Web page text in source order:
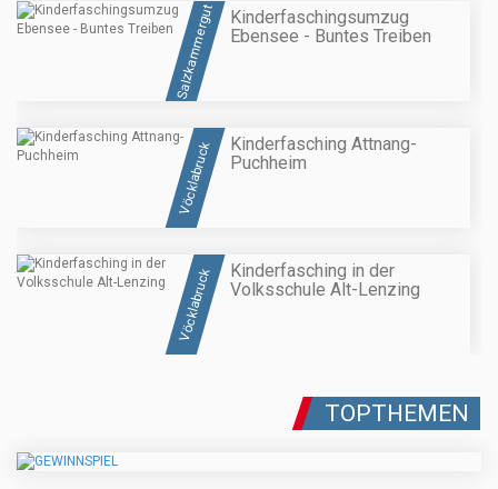
Salzkammergut
Kinderfaschingsumzug
Ebensee - Buntes Treiben
Vöcklabruck
Kinderfasching Attnang-
Puchheim
Vöcklabruck
Kinderfasching in der
Volksschule Alt-Lenzing
TOPTHEMEN